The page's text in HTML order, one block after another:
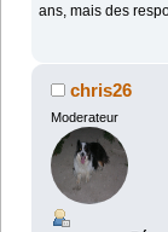
ans, mais des
chris26
Moderateur